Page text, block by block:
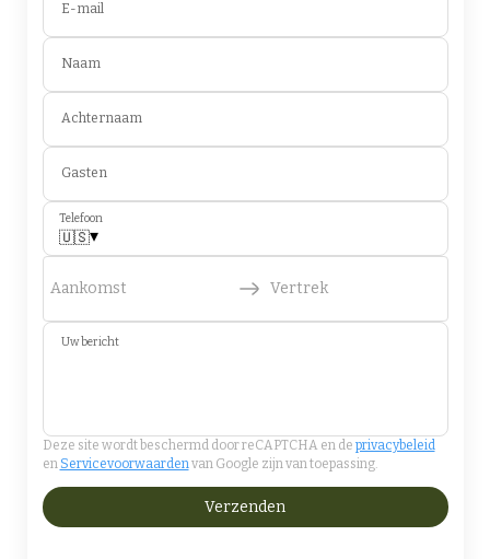
E-mail
Naam
Achternaam
Gasten
Telefoon
🇺🇸▾
Aankomst Vertrek
Uw bericht
Deze site wordt beschermd door reCAPTCHA en de privacybeleid
en Servicevoorwaardenvan Google zijn van toepassing.
Verzenden